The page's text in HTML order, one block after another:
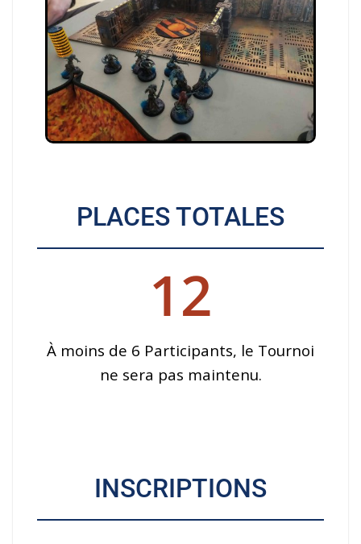
PLACES TOTALES
12
À moins de 6 Participants, le Tournoi
ne sera pas maintenu.
INSCRIPTIONS